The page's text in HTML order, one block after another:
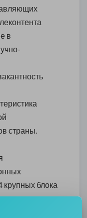
в
страны.
крупных блока